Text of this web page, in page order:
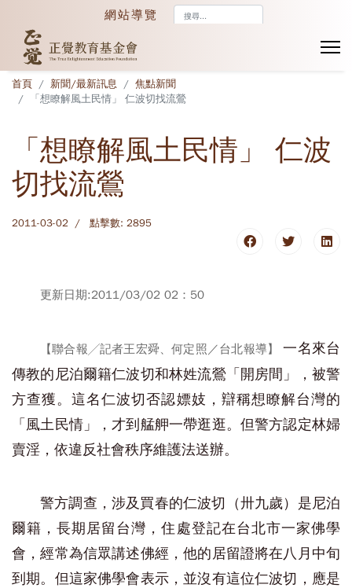
網站導覽
首頁 新聞/最新訊息
焦點新聞
「想瞭解風土民情」 仁波切找流鶯
「想瞭解風土民情」 仁波
切找流鶯
2011-03-02 點擊數: 2895
更新日期:2011/03/02 02：50
【聯合報╱記者王宏舜、何定照／台北報導】
一名來台
傳教的尼泊爾籍仁波切和林姓流鶯「開房間」，被警
方查獲。這名仁波切否認嫖妓，辯稱想瞭解台灣的
「風土民情」，才到艋舺一帶逛逛。但警方認定林婦
賣淫，依違反社會秩序維護法送辦。
警方調查，涉及買春的仁波切（卅九歲）是尼泊
爾籍，長期居留台灣，住處登記在台北市一家佛學
會，經常為信眾講述佛經，他的居留證將在八月中旬
到期。但這家佛學會表示，並沒有這位仁波切，應是